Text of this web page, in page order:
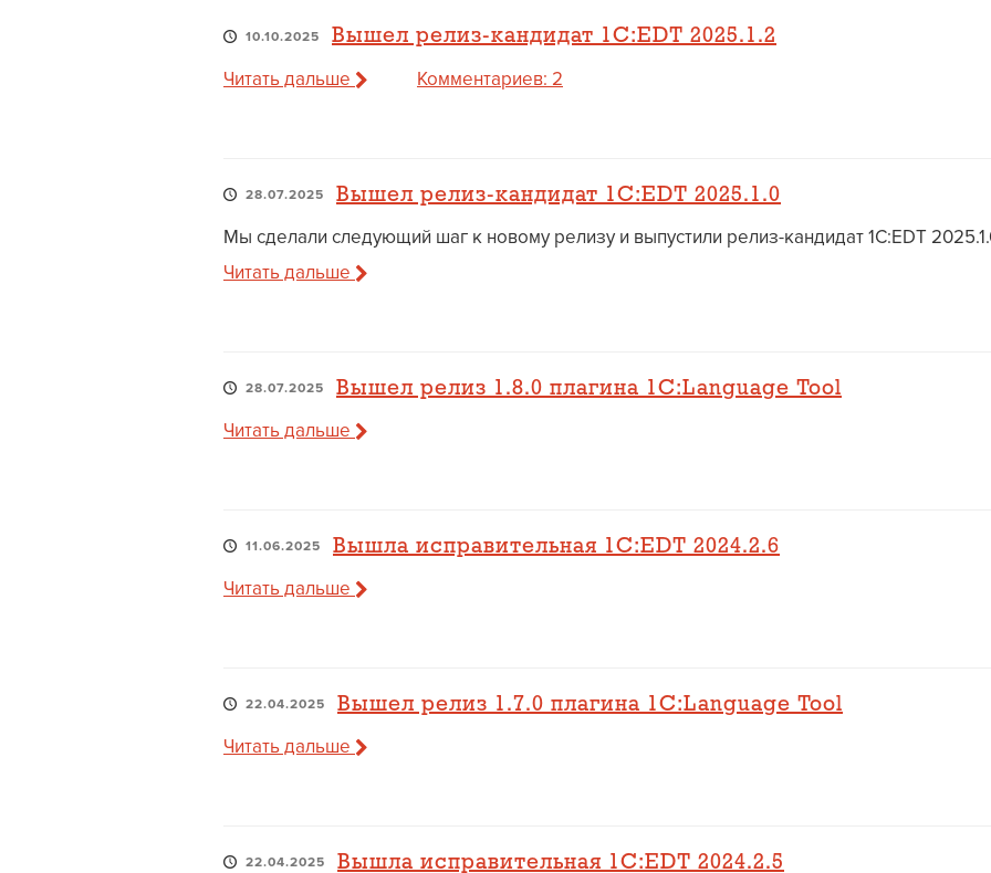
10.10.2025 Вышел релиз-кандидат 1C:EDT 2025.1.2
Читать дальше Комментариев: 2
28.07.2025 Вышел релиз-кандидат 1C:EDT 2025.1.0
Мы сделали следующий шаг к новому релизу и выпустили релиз-кандидат 1C:EDT
Читать дальше
28.07.2025 Вышел релиз 1.8.0 плагина 1C:Language Tool
Читать дальше
11.06.2025 Вышла исправительная 1C:EDT 2024.2.6
Читать дальше
22.04.2025 Вышел релиз 1.7.0 плагина 1C:Language Tool
Читать дальше
22.04.2025 Вышла исправительная 1C:EDT 2024.2.5